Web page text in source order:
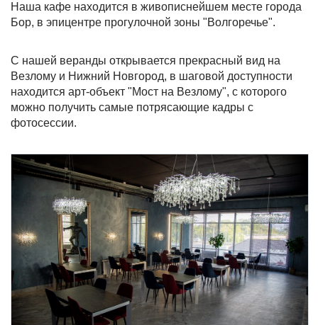
Наша кафе находится в живописнейшем месте города
Бор, в эпицентре прогулочной зоны "Волгоречье".
С нашей веранды открывается прекрасный вид на
Везлому и Нижний Новгород, в шаговой доступности
находится арт-объект "Мост на Везлому", с которого
можно получить самые потрясающие кадры с
фотосессии.